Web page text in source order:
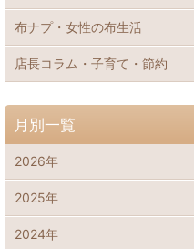
布ナプ・女性の布生活
店長コラム・子育て・節約
月別一覧
2026年
2025年
2024年